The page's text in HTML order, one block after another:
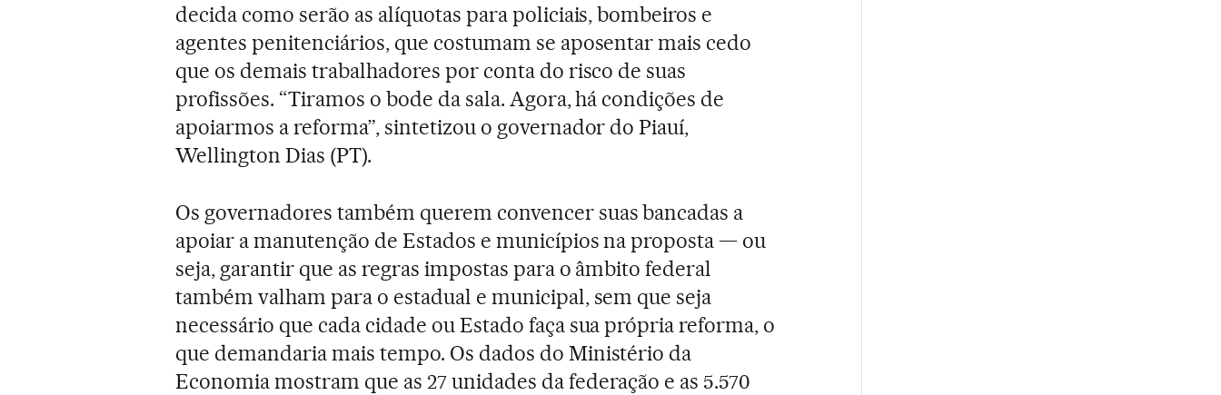
decida como serão as alíquotas para policiais, bombeiros e
agentes penitenciários, que costumam se aposentar mais cedo
que os demais trabalhadores por conta do risco de suas
profissões. “Tiramos o bode da sala. Agora, há condições de
apoiarmos a reforma”, sintetizou o governador do Piauí,
Wellington Dias (PT).
Os governadores também querem convencer suas bancadas a
apoiar a manutenção de Estados e municípios na proposta — ou
seja, garantir que as regras impostas para o âmbito federal
também valham para o estadual e municipal, sem que seja
necessário que cada cidade ou Estado faça sua própria reforma, o
que demandaria mais tempo. Os dados do Ministério da
Economia mostram que as 27 unidades da federação e as 5.570